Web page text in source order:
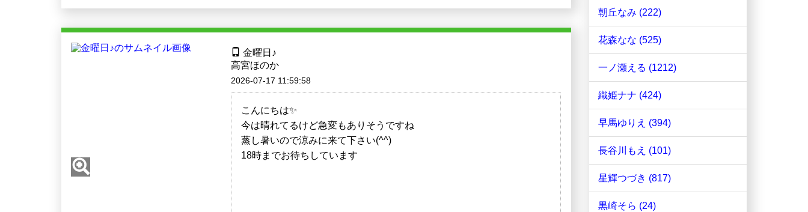
金曜日♪
高宮ほのか
2026-07-17 11:59:58
こんにちは✨
今は晴れてるけど急変もありそうですね
蒸し暑いので涼みに来て下さい(^^)
18時までお待ちしています
朝丘なみ (222)
花森なな (525)
一ノ瀬える (1212)
織姫ナナ (424)
早馬ゆりえ (394)
長谷川もえ (101)
星輝つづき (817)
黒崎そら (24)